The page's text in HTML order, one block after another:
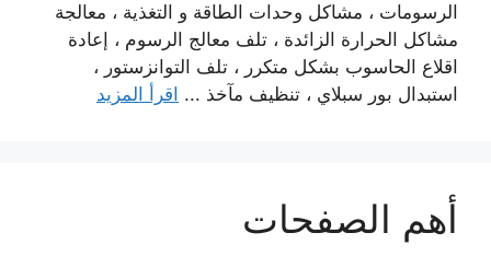
الرسومات ، مشاكل وحدات الطاقة و التغذية ، معالجة
مشاكل الحرارة الزائدة ، تلف معالج الرسوم ، إعادة
اقلاع الحاسوب بشكل متكرر ، تلف التوانزستور ،
استبدال بور سبلاي ، تنظيف مآخذ ... اقرأ المزيد
أهم الصفحات